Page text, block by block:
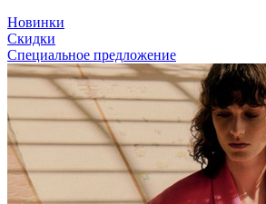
Новинки
Скидки
Специальное предложение